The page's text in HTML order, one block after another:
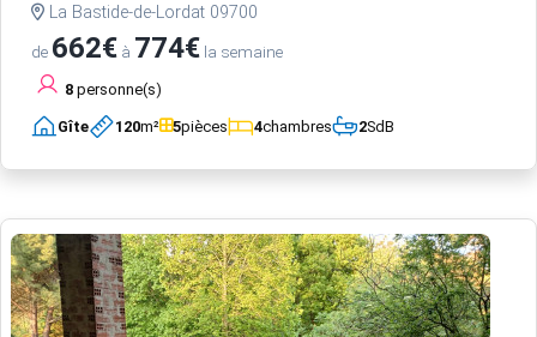
La Bastide-de-Lordat 09700
de 662€ à 774€ la semaine
8 personne(s)
Gîte 120m² 5pièces 4chambres 2SdB